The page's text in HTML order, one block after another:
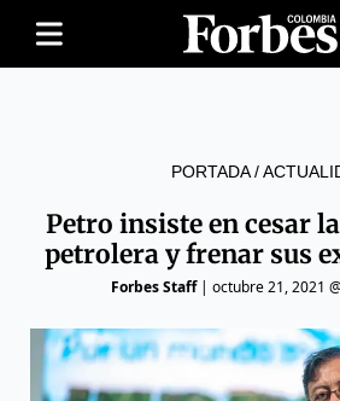
PORTADA/
Petro insiste en cesar
petrolera y frenar sus
Forbes Staff| octubre 21, 2021